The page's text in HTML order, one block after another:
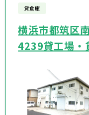
貸倉庫
横浜市都筑区
4239貸工場・